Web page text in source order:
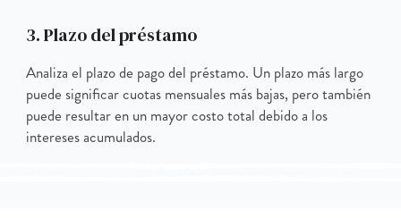
3. Plazo del préstamo
Analiza el plazo de pago del préstamo. Un plazo más largo
puede significar cuotas mensuales más bajas, pero también
puede resultar en un mayor costo total debido a los
intereses acumulados.